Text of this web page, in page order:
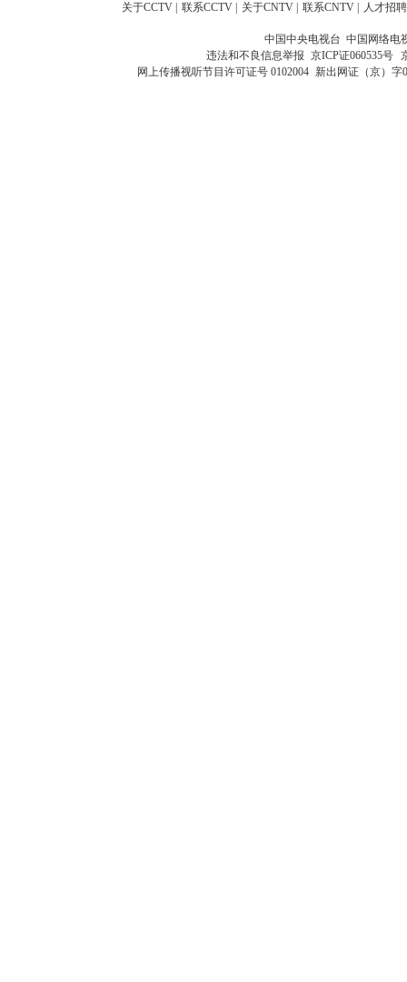
关于CCTV 联系CCTV 关于CNTV 联系CNTV 人才招聘
中国中央电视台 中国网络电
违法和不良信息举报 京ICP证060535号
网上传播视听节目许可证号 0102004 新出网证（京）